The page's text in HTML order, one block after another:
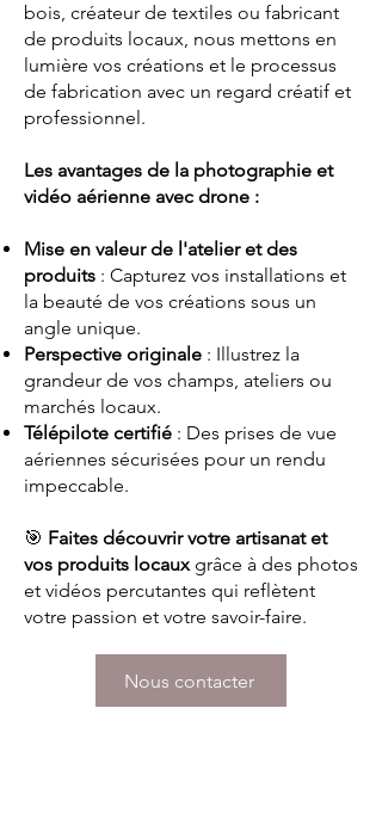
bois, créateur de textiles ou fabricant
de produits locaux, nous mettons en
lumière vos créations et le processus
de fabrication avec un regard créatif et
professionnel.
Les avantages de la photographie et
vidéo aérienne avec drone :
Mise en valeur de l'atelier et des
produits : Capturez vos installations et
la beauté de vos créations sous un
angle unique.
Perspective originale : Illustrez la
grandeur de vos champs, ateliers ou
marchés locaux.
Télépilote certifié : Des prises de vue
aériennes sécurisées pour un rendu
impeccable.
🎯 Faites découvrir votre artisanat et
vos produits locauxgrâce à des photos
et vidéos percutantes qui reflètent
votre passion et votre savoir-faire.
Nous contacter